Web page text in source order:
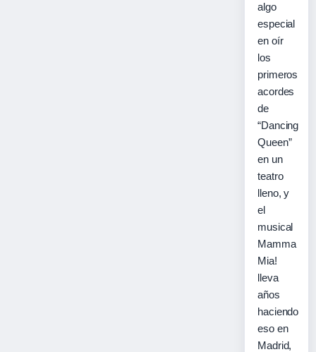
algo
especial
en oír
los
primeros
acordes
de
“Dancing
Queen”
en un
teatro
lleno, y
el
musical
Mamma
Mia!
lleva
años
haciendo
eso en
Madrid,